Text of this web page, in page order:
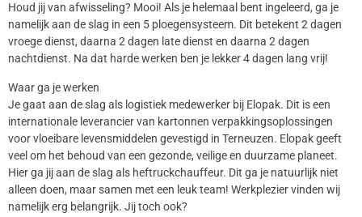
Houd jij van afwisseling? Mooi! Als je helemaal bent ingeleerd, ga je
namelijk aan de slag in een 5 ploegensysteem. Dit betekent 2 dagen
vroege dienst, daarna 2 dagen late dienst en daarna 2 dagen
nachtdienst. Na dat harde werken ben je lekker 4 dagen lang vrij!
Waar ga je werken
Je gaat aan de slag als logistiek medewerker bij Elopak. Dit is een
internationale leverancier van kartonnen verpakkingsoplossingen
voor vloeibare levensmiddelen gevestigd in Terneuzen. Elopak geeft
veel om het behoud van een gezonde, veilige en duurzame planeet.
Hier ga jij aan de slag als heftruckchauffeur. Dit ga je natuurlijk niet
alleen doen, maar samen met een leuk team! Werkplezier vinden wij
namelijk erg belangrijk. Jij toch ook?